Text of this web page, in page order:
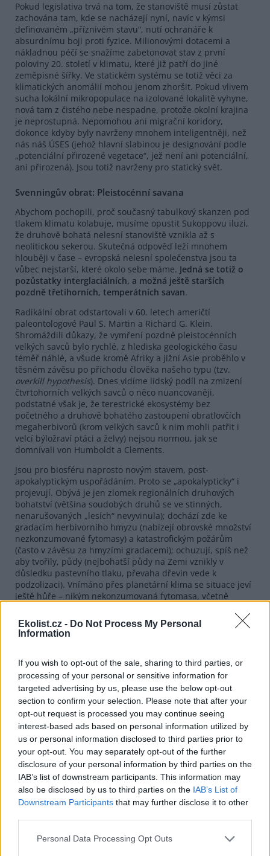
Ekolist.cz - Do Not Process My Personal
Information
If you wish to opt-out of the sale, sharing to third parties, or
processing of your personal or sensitive information for
targeted advertising by us, please use the below opt-out
section to confirm your selection. Please note that after your
opt-out request is processed you may continue seeing
interest-based ads based on personal information utilized by
us or personal information disclosed to third parties prior to
your opt-out. You may separately opt-out of the further
disclosure of your personal information by third parties on the
IAB’s list of downstream participants. This information may
also be disclosed by us to third parties on the IAB’s List of
Downstream Participants that may further disclose it to other
Personal Data Processing Opt Outs
Pokud legislativa trvá na tom, že stanoviště musí zůstat
zachována tam, kde se nacházejí nyní, navíc v kýmsi
definovaném „příznivém stavu“, nutí ochranáře k
absurdnímu boji proti fyzice. Milionovými dotacemi a
nákladnou péčí se snažíme zabetonovat stav z první
poloviny 20. století v klimatu, které již patří do jiné
zeměpisné šířky. Ve statickém systému se totiž věci za
klimatických anomálií mohou jenom zhoršit. Pokud vlivem
sucha lokální mikropopulace na izolované lokalitě vyhyne,
nová tam z čistého nebe nespadne, protože okolní krajina
je neprostupná. Nepomohou ani migrační koridory,
dokonce kdyby byly navrženy mnohem inteligentněji, než
nás náš ÚSES (jehož hlavní slabinou je designování podle
„potenciální přirozené vegetace“, jež není ani potenciální,
ani přirozená). Jsou totiž navrženy pro statický svět.
Svenningův obrat: Pleistocénní savana
Abychom pochopili, proč současný tabulkový skanzen pod
tlakem klimatu kolabuje, musíme opustit Sukoppovu iluzi,
že druhově bohatá nelesní stanoviště vznikla až s
neolitickou sekerou. Skutečná odpověď leží mnohem
hlouběji v čase – evropská nelesní společenstva jsou ta
vůbec nejstarší, které okolo sebe máme. Jedná se totiž o
pozůstatky interglaciálních, a možná ještě starších
pozdně třetihorních, temperátních savan.
Radikální obrat odstartovali v 60. letech američtí
paleontologové Paul S. Martin a Richard G. Klein.
Shromáždili důkazy, že vymření pozdně pleistocénních
velkých savců bylo rychlé, z hlediska geologického času
téměř náhlé, a všude kromě Afriky a jižní Asie proběhlo v
těsném závěsu po příchodu člověka našeho typu (tzv.
overkill hypothesis). Dnes vidíme lidský podíl na zmizení
čtvrtohorních velkých savců o něco nuancovaněji,
podstatné však je, že terestrické ekosystémy bez
početného a druhově bohatého zastoupení obratlovčích
megaherbivorů (krom velkých savců k nim mohli patřit i
velcí býložraví ptáci a želvy) nejsou normou, jak se
domnívali von Humboldt a Clements.
Jsou pro biosféru naprosto novým stavem, post-
apokalyptickým uspořádáním. Proto se „apokalypticky“ i
projevují. Obývá je jen zlomek regionálních druhových
bohatství (většina soudobých druhů se ve stinných,
nenarušovaných „lesích“ nevyvinula); dochází zde ke
gradacím herbivorního hmyzu (nabízejí obrovské množství
nezkonzumované fytomasy) a katastrofickým požárům
(často v závěsu za hmyzími gradacemi); ochuzují, spíš než
aby tvořily, půdy (nejbohatší půdy na Zemi vznikly v
důsledku pastevního tlaku, převaha dřevin vede k
podzolizaci). Vnímáno přes planetární klima se situace jeví
ještě hůře – nikým nekonzumovaná fytomasa, včetně
asimilovaného uhlíku vrací do atmosféry. Kdyby se, přes
herbivorii a výkaly, dostala do půd, bude zčásti navázána
Zebry v Serengeti.
Flickr